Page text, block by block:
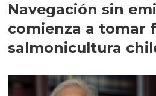
Navegación sin
comienza a tomar
salmonicultura